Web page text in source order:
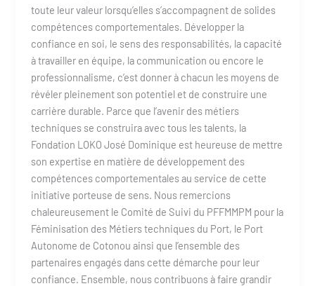
toute leur valeur lorsqu’elles s’accompagnent de solides
compétences comportementales. Développer la
confiance en soi, le sens des responsabilités, la capacité
à travailler en équipe, la communication ou encore le
professionnalisme, c’est donner à chacun les moyens de
révéler pleinement son potentiel et de construire une
carrière durable. Parce que l’avenir des métiers
techniques se construira avec tous les talents, la
Fondation LOKO José Dominique est heureuse de mettre
son expertise en matière de développement des
compétences comportementales au service de cette
initiative porteuse de sens. Nous remercions
chaleureusement le Comité de Suivi du PFFMMPM pour la
Féminisation des Métiers techniques du Port, le Port
Autonome de Cotonou ainsi que l’ensemble des
partenaires engagés dans cette démarche pour leur
confiance. Ensemble, nous contribuons à faire grandir